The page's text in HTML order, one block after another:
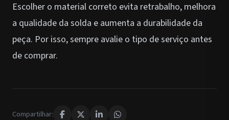
Escolher o material correto evita retrabalho, melhora
a qualidade da solda e aumenta a durabilidade da
peça. Por isso, sempre avalie o tipo de serviço antes
de comprar.
Compartilhar: